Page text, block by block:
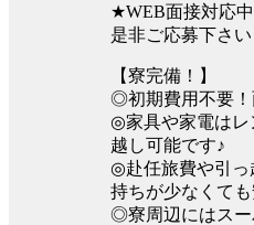
★WEB面接対応
是非ご応募下さい
【寮完備！】
◎初期費用不要！
◎家具や家電はレ
越し可能です♪
◎赴任旅費や引っ
持ちが少なくて
◎寮周辺にはスー